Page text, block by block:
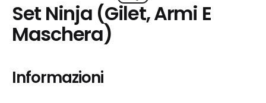
Set Ninja (Gilet, Armi E
Maschera)
Informazioni